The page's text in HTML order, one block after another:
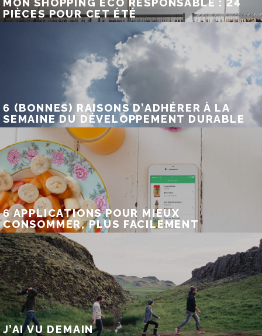
MON SHOPPING ÉCO RESPONSABLE : 24
PIÈCES POUR CET ÉTÉ
6 (BONNES) RAISONS D’ADHÉRER À LA
SEMAINE DU DÉVELOPPEMENT DURABLE
6 APPLICATIONS POUR MIEUX
CONSOMMER, PLUS FACILEMENT
J’AI VU DEMAIN